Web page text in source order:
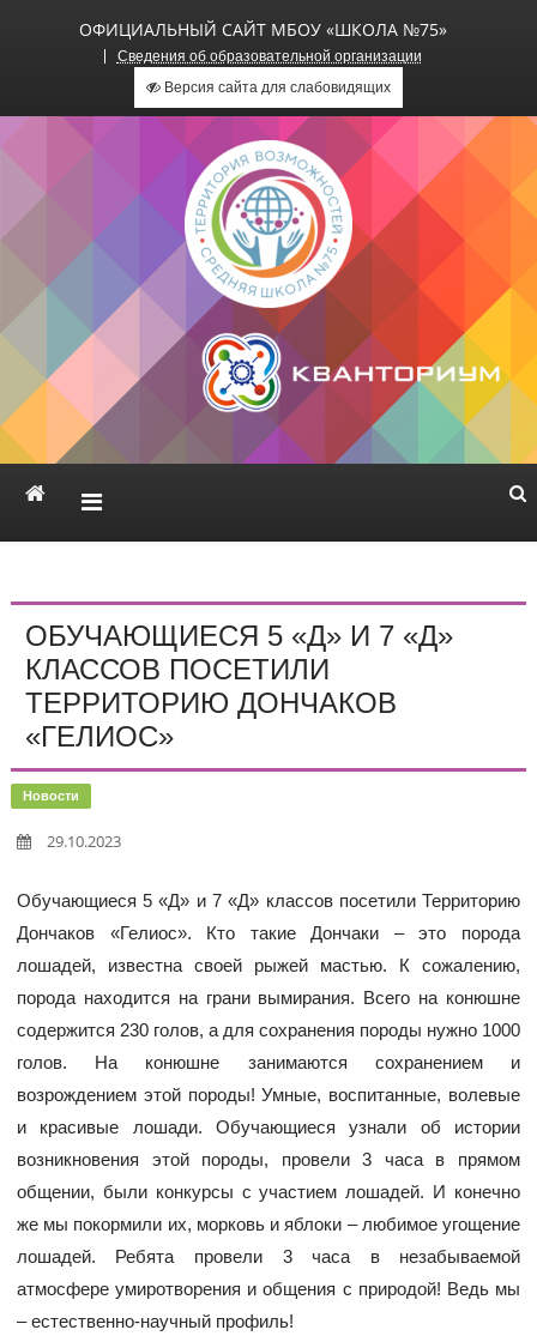
ОФИЦИАЛЬНЫЙ САЙТ МБОУ «ШКОЛА №75»
Сведения об образовательной организации
Версия сайта для слабовидящих
Официальный сайт МБОУ
«Школа №75»
ОБУЧАЮЩИЕСЯ 5 «Д» И 7 «Д»
КЛАССОВ ПОСЕТИЛИ
ТЕРРИТОРИЮ ДОНЧАКОВ
«ГЕЛИОС»
Новости
29.10.2023
Обучающиеся 5 «Д» и 7 «Д» классов посетили Территорию
Дончаков «Гелиос». Кто такие Дончаки – это порода
лошадей, известна своей рыжей мастью. К сожалению,
порода находится на грани вымирания. Всего на конюшне
содержится 230 голов, а для сохранения породы нужно 1000
голов. На конюшне занимаются сохранением и
возрождением этой породы! Умные, воспитанные, волевые
и красивые лошади. Обучающиеся узнали об истории
возникновения этой породы, провели 3 часа в прямом
общении, были конкурсы с участием лошадей. И конечно
же мы покормили их, морковь и яблоки – любимое угощение
лошадей. Ребята провели 3 часа в незабываемой
атмосфере умиротворения и общения с природой! Ведь мы
– естественно-научный профиль!